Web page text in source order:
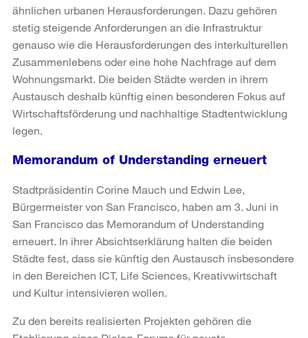
ähnlichen urbanen Herausforderungen. Dazu gehören
stetig steigende Anforderungen an die Infrastruktur
genauso wie die Herausforderungen des interkulturellen
Zusammenlebens oder eine hohe Nachfrage auf dem
Wohnungsmarkt. Die beiden Städte werden in ihrem
Austausch deshalb künftig einen besonderen Fokus auf
Wirtschaftsförderung und nachhaltige Stadtentwicklung
legen.
Memorandum of Understanding erneuert
Stadtpräsidentin Corine Mauch und Edwin Lee,
Bürgermeister von San Francisco, haben am 3. Juni in
San Francisco das Memorandum of Understanding
erneuert. In ihrer Absichtserklärung halten die beiden
Städte fest, dass sie künftig den Austausch insbesondere
in den Bereichen ICT, Life Sciences, Kreativwirtschaft
und Kultur intensivieren wollen.
Zu den bereits realisierten Projekten gehören die